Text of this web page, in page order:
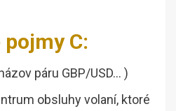
C:
páru GBP/USD… )
obsluhy volaní, ktoré